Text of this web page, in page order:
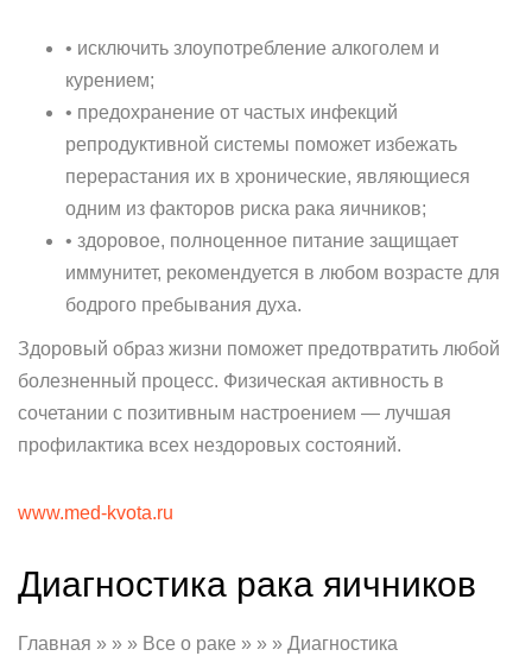
• исключить злоупотребление алкоголем и
курением;
• предохранение от частых инфекций
репродуктивной системы поможет избежать
перерастания их в хронические, являющиеся
одним из факторов риска рака яичников;
• здоровое, полноценное питание защищает
иммунитет, рекомендуется в любом возрасте для
бодрого пребывания духа.
Здоровый образ жизни поможет предотвратить любой
болезненный процесс. Физическая активность в
сочетании с позитивным настроением — лучшая
профилактика всех нездоровых состояний.
www.med-kvota.ru
Диагностика рака яичников
Главная » » » Все о раке » » » Диагностика